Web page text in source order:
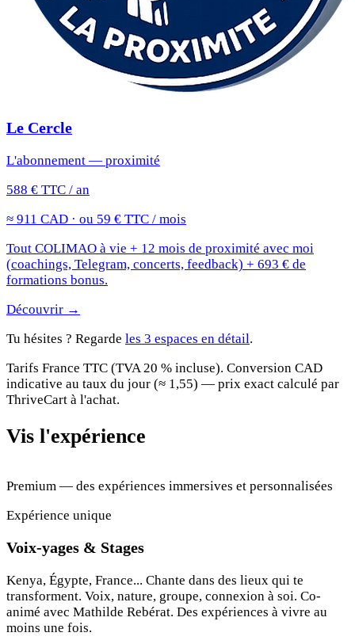
Le Cercle
L'abonnement — proximité
588 € TTC / an
≈ 911 CAD · ou 59 € TTC / mois
Tout COLIMAO à vie + 12 mois de proximité avec moi
(coachings, Telegram, concerts, feedback) + 693 € de
formations bonus.
Découvrir →
Tu hésites ? Regarde les 3 espaces en détail.
Tarifs France TTC (TVA 20 % incluse). Conversion CAD
indicative au taux du jour (≈ 1,55) — prix exact calculé par
ThriveCart à l'achat.
Vis l'expérience
Premium — des expériences immersives et personnalisées
Expérience unique
Voix-yages & Stages
Kenya, Égypte, France... Chante dans des lieux qui te
transforment. Voix, nature, groupe, connexion à soi. Co-
animé avec Mathilde Rebérat. Des expériences à vivre au
moins une fois.